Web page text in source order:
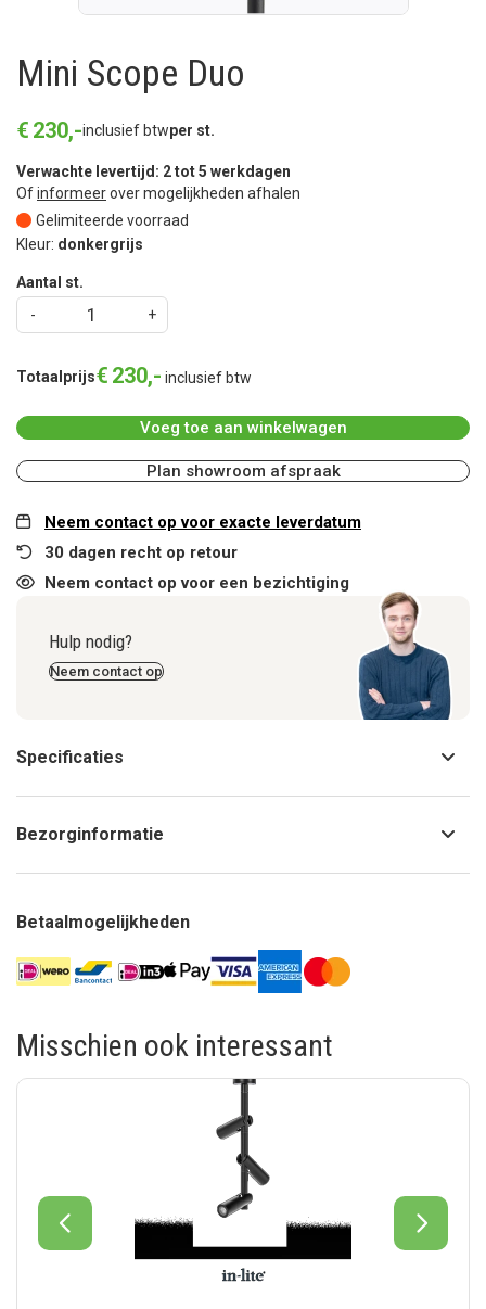
Mini Scope Duo
€ 230,-inclusief btwper st.
Verwachte levertijd: 2 tot 5 werkdagen
Ofinformeerover mogelijkheden afhalen
Gelimiteerde voorraad
Kleur: donkergrijs
Aantal st.
Totaalprijs€ 230,- inclusief btw
Voeg toe aan winkelwagen
Plan showroom afspraak
Neem contact op voor exacte leverdatum
30 dagen recht op retour
Neem contact op voor een bezichtiging
Hulp nodig?
Neem contact op
Specificaties
Bezorginformatie
Betaalmogelijkheden
Misschien ook interessant